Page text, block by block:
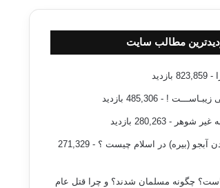
مطالب سایت
- 823,859 بازدید
زیبـاســـت ! - 485,306 بازدید
غیر شوهر - 280,263 بازدید
آبجو (بیره) در اسلام چیست ؟
- 271,329
چگونه مسلمان شدند؟ و چرا قتل عام